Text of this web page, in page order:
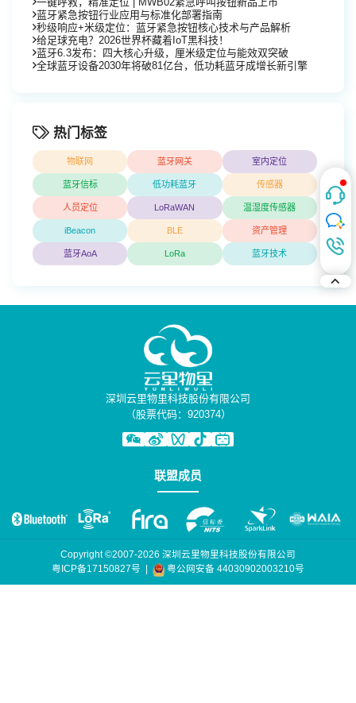
蓝牙紧急按钮行业应用与标准化部署指南
秒级响应+米级定位：蓝牙紧急按钮核心技术与产品解析
给足球充电？2026世界杯藏着IoT黑科技！
蓝牙6.3发布：四大核心升级，厘米级定位与能效双突破
全球蓝牙设备2030年将破81亿台，低功耗蓝牙成增长新引擎
热门标签
物联网 蓝牙网关 室内定位
蓝牙信标 低功耗蓝牙 传感器
人员定位 LoRaWAN 温湿度传感器
iBeacon BLE 资产管理
蓝牙AoA LoRa 蓝牙技术
深圳云里物里科技股份有限公司
（股票代码：920374）
联盟成员
Copyright ©2007-2026 深圳云里物里科技股份有限公司
粤ICP备17150827号
粤公网安备 44030902003210号